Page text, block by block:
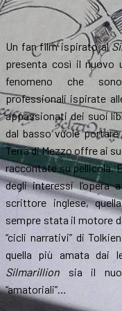
Un fan film ispirato al
presenta così il nuovo
fenomeno che
professionali ispirate
appassionati dei suoi
dal basso vuole
Terra di Mezzo offre ai
raccontate su pellicola.
degli interessi
scrittore inglese,
sempre stata il motore
“cicli narrativi” di
quella più amata dai
Silmarillion sia il
“amatoriali”…